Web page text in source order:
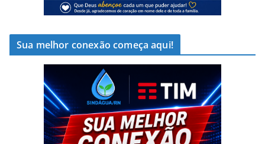
Sua melhor conexão começa aqui!